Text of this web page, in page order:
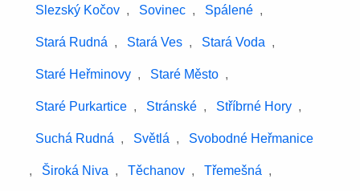
Slezský Kočov , Sovinec , Spálené ,
Stará Rudná , Stará Ves , Stará Voda ,
Staré Heřminovy , Staré Město ,
Staré Purkartice , Stránské , Stříbrné Hory ,
Suchá Rudná , Světlá , Svobodné Heřmanice
, Široká Niva , Těchanov , Třemešná ,